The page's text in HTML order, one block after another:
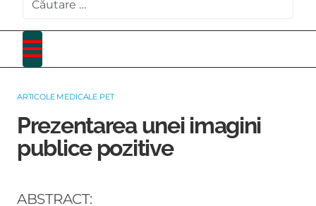
ARTICOLE MEDICALE PET
Prezentarea unei imagini
publice pozitive
ABSTRACT: